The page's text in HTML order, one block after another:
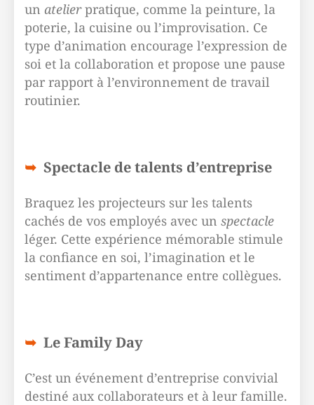
un atelierpratique, comme la peinture, la
poterie, la cuisine ou l’improvisation. Ce
type d’animation encourage l’expression de
soi et la collaboration et propose une pause
par rapport à l’environnement de travail
routinier.
Spectacle de talents d’entreprise
Braquez les projecteurs sur les talents
cachés de vos employés avec un spectacle
léger. Cette expérience mémorable stimule
la confiance en soi, l’imagination et le
sentiment d’appartenance entre collègues.
Le Family Day
C’est un événement d’entreprise convivial
destiné aux collaborateurs et à leur famille.